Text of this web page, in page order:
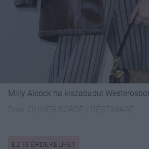
Milly Alcock ha kiszabadul Westerosból